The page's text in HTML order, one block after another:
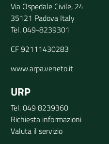
Via Ospedale Civile, 24
35121 Padova Italy
Tel. 049-8239301
CF 92111430283
www.arpa.veneto.it
URP
Tel. 049 8239360
Richiesta informazioni
Valuta il servizio